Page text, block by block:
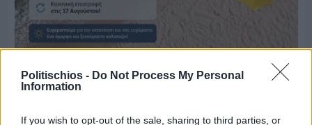
Politischios - Do Not Process My Personal
Information
If you wish to opt-out of the sale, sharing to third parties, or
Μία μικρή αλλά αναγκαία ανάπαυλα για την
ομάδα του «Πολίτη»